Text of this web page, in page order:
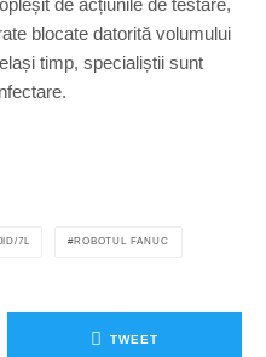
de acțiunile de testare,
blocate datorită volumului
timp, specialiștii sunt
7L ROBOTUL FANUC
TWEET